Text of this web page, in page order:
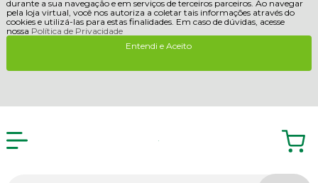
durante a sua navegação e em serviços de terceiros parceiros. Ao navegar
pela loja virtual, você nos autoriza a coletar tais informações através do
cookies e utilizá-las para estas finalidades. Em caso de dúvidas, acesse
nossa Política de Privacidade
Entendi e Aceito